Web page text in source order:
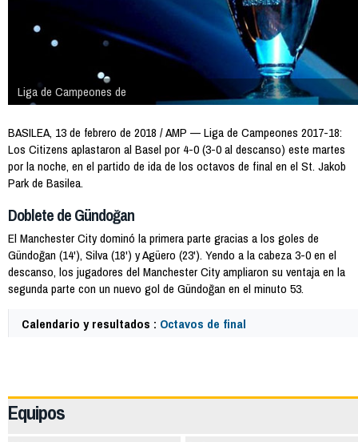
Liga de Campeones de
BASILEA, 13 de febrero de 2018 / AMP — Liga de Campeones 2017-18:
Los Citizens aplastaron al Basel por 4-0 (3-0 al descanso) este martes
por la noche, en el partido de ida de los octavos de final en el St. Jakob
Park de Basilea.
Doblete de Gündoğan
El Manchester City dominó la primera parte gracias a los goles de
Gündoğan (14'), Silva (18') y Agüero (23'). Yendo a la cabeza 3-0 en el
descanso, los jugadores del Manchester City ampliaron su ventaja en la
segunda parte con un nuevo gol de Gündoğan en el minuto 53.
Calendario y resultados : Octavos de final
Equipos